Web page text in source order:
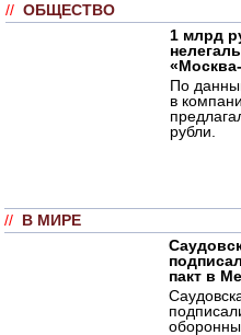
// ОБЩЕСТВО
1 млрд
По
в
рубли.
// В МИРЕ
пакт в